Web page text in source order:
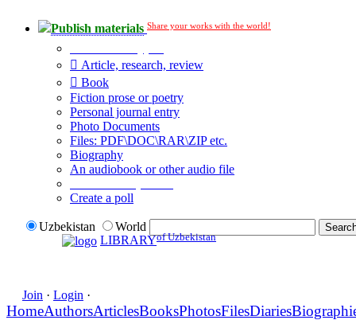
Publish materials Share your works with the world!
Article, research, review
Book
Fiction prose or poetry
Personal journal entry
Photo Documents
Files: PDF\DOC\RAR\ZIP etc.
Biography
An audiobook or other audio file
Create a poll
Uzbekistan
World
LIBRARYof Uzbekistan
Join · Login ·
HomeAuthorsArticlesBooksPhotosFilesDiaries